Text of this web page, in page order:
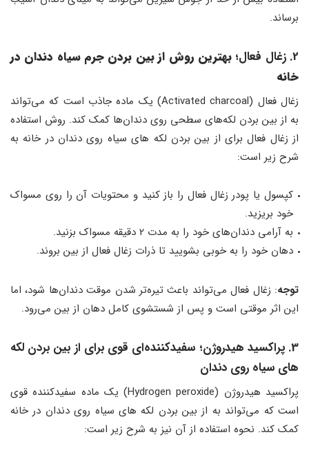
برساند.
2. زغال فعال ؛ بهترین روش از بین بردن جرم سیاه دندان در
خانه
زغال فعال (Activated charcoal) یک ماده جاذب است که می‌تواند
به از بین بردن لکه‌های سطحی روی دندان‌ها کمک کند. روش استفاده
از زغال فعال برای از بین بردن لکه های سیاه روی دندان در خانه به
شرح زیر است:
کپسول یا پودر زغال فعال را باز کنید و محتویات آن را روی مسواک
خود بریزید.
به آرامی دندان‌های خود را به مدت 2 دقیقه مسواک بزنید.
دهان خود را به خوبی بشویید تا ذرات زغال فعال از بین بروند.
توجه: زغال فعال می‌تواند باعث تیره‌تر شدن موقت دندان‌ها شود، اما
این اثر موقتی است و پس از شستشوی کامل دهان از بین می‌رود.
3. پراکسید هیدروژن؛ سفیدکننده‌ای قوی برای از بین بردن لکه
های سیاه روی دندان
پراکسید هیدروژن (Hydrogen peroxide) یک ماده سفیدکننده قوی
است که می‌تواند به از بین بردن لکه های سیاه روی دندان در خانه
کمک کند. نحوه استفاده از آن نیز به شرح زیر است: